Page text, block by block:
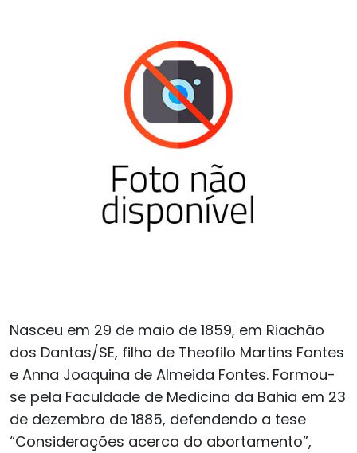
Nasceu em 29 de maio de 1859, em Riachão
dos Dantas/SE, filho de Theofilo Martins Fontes
e Anna Joaquina de Almeida Fontes. Formou-
se pela Faculdade de Medicina da Bahia em 23
de dezembro de 1885, defendendo a tese
“Considerações acerca do abortamento”,